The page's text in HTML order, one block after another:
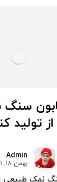
از تولید
Admin
بهمن 18, 1401
نمک طبیعی